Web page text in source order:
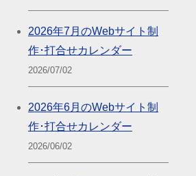
2026年7月のWebサイト制
作･打合せカレンダー
2026/07/02
2026年6月のWebサイト制
作･打合せカレンダー
2026/06/02